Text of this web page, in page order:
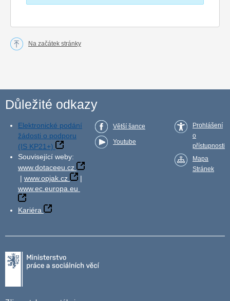
Na začátek stránky
Důležité odkazy
Elektronické podání
žádosti o podporu
(IS KP21+)
Související weby:
www.dotaceeu.cz
| www.opjak.cz
|
www.ec.europa.eu
Kariéra
Větší šance
Youtube
Prohlášení
o
přístupnosti
Mapa
Stránek